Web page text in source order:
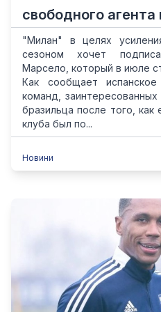
свободного
"Милан" в целях
сезоном хочет
Марсело, который в июле
Как сообщает
команд,
бразильца после того, как
клуба был по...
Новини